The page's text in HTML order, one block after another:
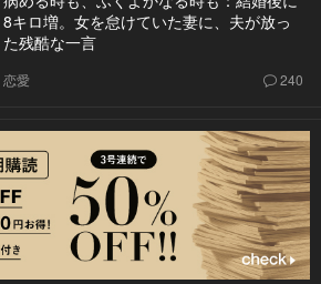
8キロ増。女を怠けていた妻に、夫が放っ
た残酷な一言
恋愛 240